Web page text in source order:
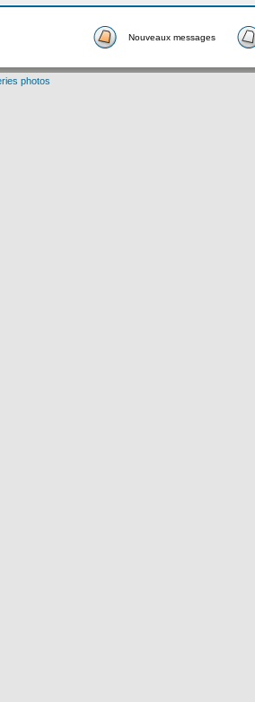
Nouveaux messages
photos